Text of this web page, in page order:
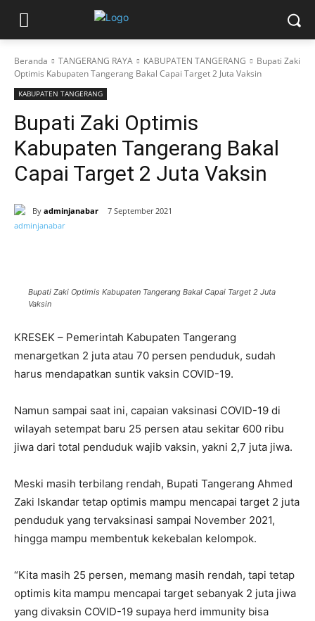
Beranda TANGERANG RAYA KABUPATEN TANGERANG
Bupati Zaki
Optimis Kabupaten Tangerang Bakal Capai Target 2 Juta Vaksin
KABUPATEN TANGERANG
Bupati Zaki Optimis
Kabupaten Tangerang Bakal
Capai Target 2 Juta Vaksin
By adminjanabar 7 September 2021
Bupati Zaki Optimis Kabupaten Tangerang Bakal Capai Target 2 Juta
Vaksin
KRESEK – Pemerintah Kabupaten Tangerang
menargetkan 2 juta atau 70 persen penduduk, sudah
harus mendapatkan suntik vaksin COVID-19.
Namun sampai saat ini, capaian vaksinasi COVID-19 di
wilayah setempat baru 25 persen atau sekitar 600 ribu
jiwa dari total penduduk wajib vaksin, yakni 2,7 juta jiwa.
Meski masih terbilang rendah, Bupati Tangerang Ahmed
Zaki Iskandar tetap optimis mampu mencapai target 2 juta
penduduk yang tervaksinasi sampai November 2021,
hingga mampu membentuk kekebalan kelompok.
“Kita masih 25 persen, memang masih rendah, tapi tetap
optimis kita mampu mencapai target sebanyak 2 juta jiwa
yang divaksin COVID-19 supaya herd immunity bisa